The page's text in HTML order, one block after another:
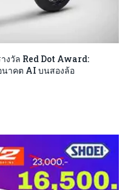
งวัล Red Dot Award:
นาคต AI บนสองล้อ